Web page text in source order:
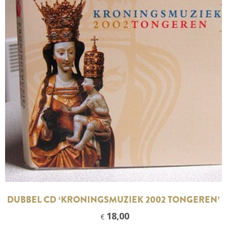
DUBBEL CD ‘KRONINGSMUZIEK 2002 TONGEREN’
€ 18,00